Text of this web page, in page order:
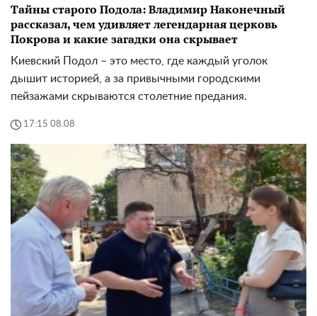
Тайны старого Подола: Владимир Наконечный
рассказал, чем удивляет легендарная церковь
Покрова и какие загадки она скрывает
Киевский Подол – это место, где каждый уголок
дышит историей, а за привычными городскими
пейзажами скрываются столетние предания.
17:15 08.08